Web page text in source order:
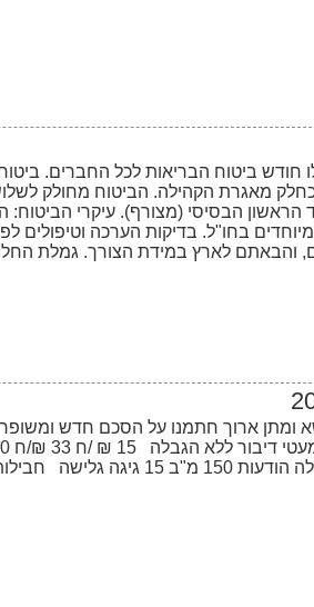
חודש ביטוח הבריאות לכל החברים.
מאגרת הקהילה. הביטוח מחולק
הראשון הבסיסי (מצורף). עיקרי
מיוחדים בחו"ל. בדיקות הערכה וטיפולים
והבאתם לארץ במידת הצורך. גמלת
ומתן ארוך חתמנו על הסכם חדש